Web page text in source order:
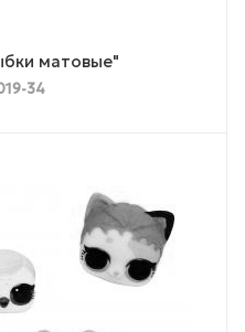
матовые"
34